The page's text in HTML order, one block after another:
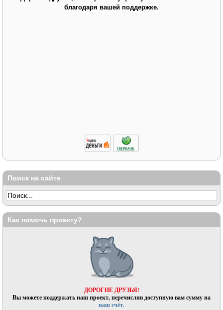
благодаря вашей поддержке.
Поиск на сайте
Как помочь проекту?
ДОРОГИЕ ДРУЗЬЯ!
Вы можете поддержать наш проект, перечислив доступную вам сумму на
наш счёт.